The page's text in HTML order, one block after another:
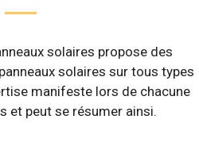
solaires propose des
solaires sur tous types
manifeste lors de chacune
et peut se résumer ainsi.